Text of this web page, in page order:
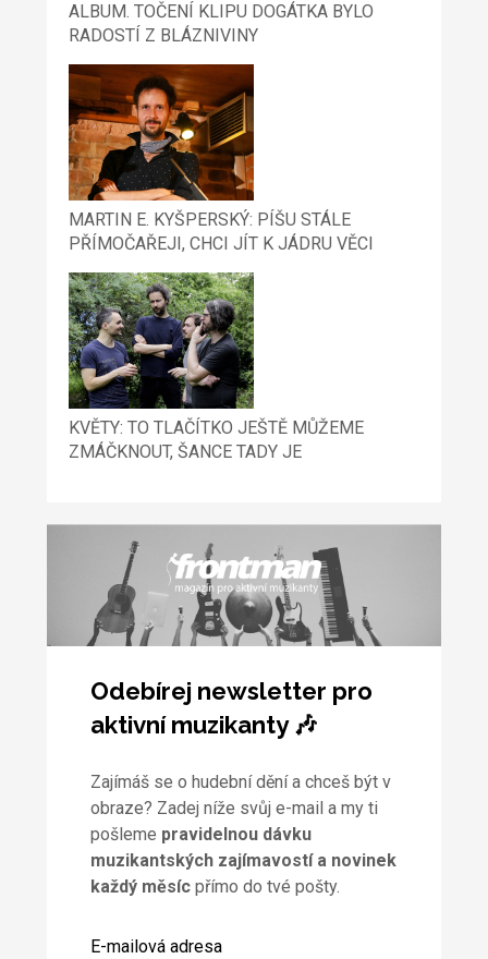
ALBUM. TOČENÍ KLIPU DOGÁTKA BYLO
RADOSTÍ Z BLÁZNIVINY
MARTIN E. KYŠPERSKÝ: PÍŠU STÁLE
PŘÍMOČAŘEJI, CHCI JÍT K JÁDRU VĚCI
KVĚTY: TO TLAČÍTKO JEŠTĚ MŮŽEME
ZMÁČKNOUT, ŠANCE TADY JE
Odebírej newsletter pro
aktivní muzikanty 🎶
Zajímáš se o hudební dění a chceš být v
obraze? Zadej níže svůj e-mail a my ti
pošleme pravidelnou dávku
muzikantských zajímavostí a novinek
každý měsícpřímo do tvé pošty.
E-mailová adresa